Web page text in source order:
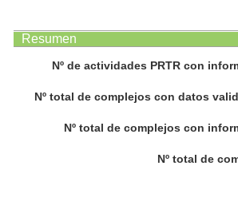
Resumen
Nº de actividades PRTR con
Nº total de complejos con datos
Nº total de complejos con
Nº total de